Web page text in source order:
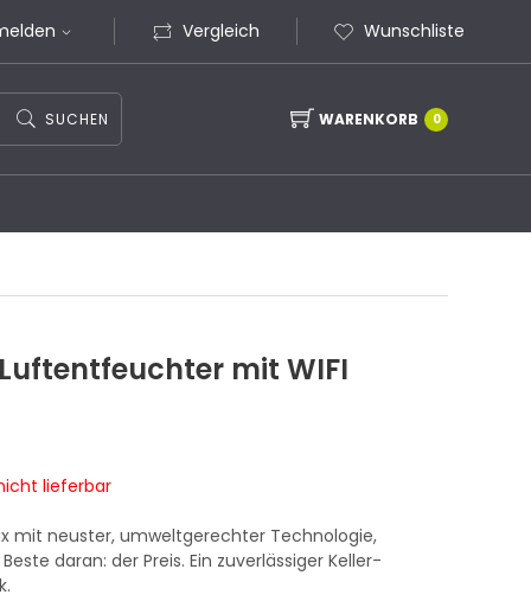
Vergleich Wunschliste
SUCHEN WARENKORB 0
mit WIFI
lieferbar
mit neuster, umweltgerechter Technologie,
daran: der Preis. Ein zuverlässiger Keller-